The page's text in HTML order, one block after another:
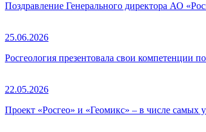
Поздравление Генерального директора АО
25.06.2026
Росгеология презентовала свои компетенции
22.05.2026
Проект «Росгео» и «Геомикс» – в числе